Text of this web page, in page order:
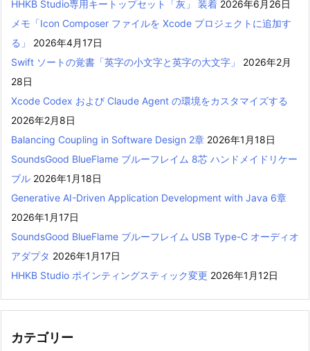
HHKB Studio専用キートップセット「灰」 装着 2026年6月26日
メモ「Icon Composer ファイルを Xcode プロジェクトに追加す
る」
2026年4月17日
Swift ソートの覚書「英字の小文字と英字の大文字」
2026年2月
28日
Xcode Codex および Claude Agent の環境をカスタマイズする
2026年2月8日
Balancing Coupling in Software Design 2章 2026年1月18日
SoundsGood BlueFlame ブルーフレイム 8芯 ハンドメイドリケー
ブル 2026年1月18日
Generative AI-Driven Application Development with Java 6章
2026年1月17日
SoundsGood BlueFlame ブルーフレイム USB Type-C オーディオ
アダプタ 2026年1月17日
HHKB Studio ポインティングスティック変更 2026年1月12日
カテゴリー